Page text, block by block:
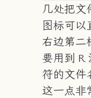
几处把文
图标可以
右边第二
要用到 R
符的文件
这一点非